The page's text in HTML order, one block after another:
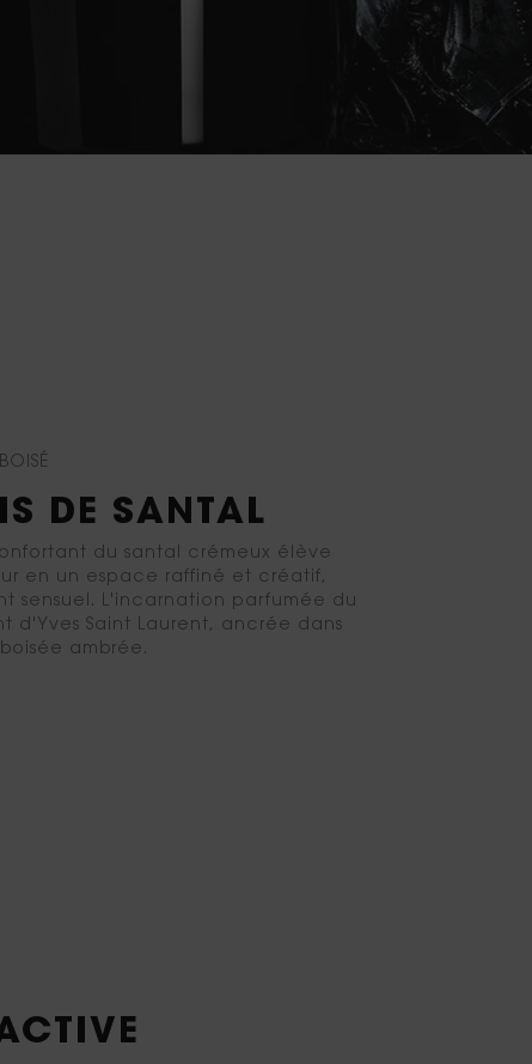
DE SANTAL
du santal crémeux élève
en un espace raffiné et créatif,
sensuel. L'incarnation parfumée du
d'Yves Saint Laurent, ancrée dans
ambrée.